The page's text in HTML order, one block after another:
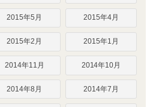
2015年5月 2015年4月
2015年2月 2015年1月
2014年11月 2014年10月
2014年8月 2014年7月